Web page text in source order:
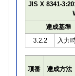
JIS X 8341-
達成基準
3.2.2
入力
項番 達成方法